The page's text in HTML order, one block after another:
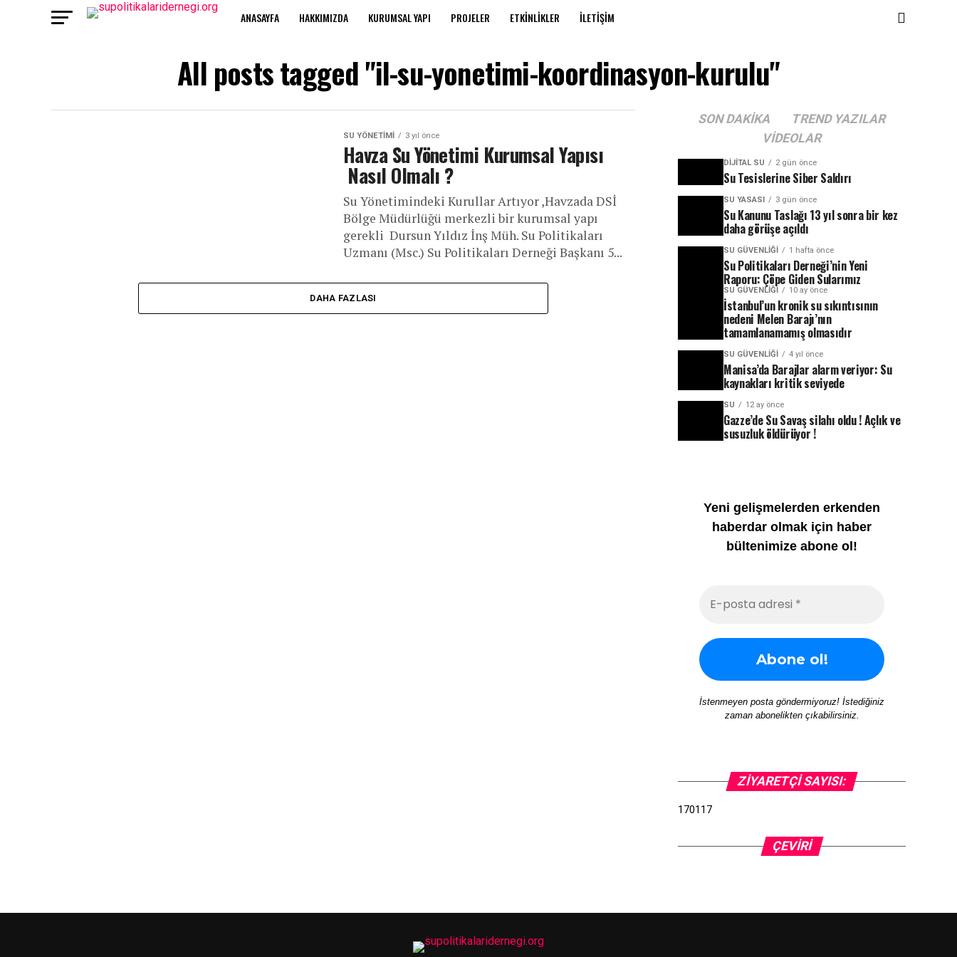
ANASAYFA HAKKIMIZDA KURUMSAL YAPI PROJELER ETKINLIKLER İLETIŞIM
All posts tagged "il-su-yonetimi-koordinasyon-kurulu"
SU YÖNETIMI 3 yıl önce
Havza Su Yönetimi Kurumsal Yapısı
Nasıl Olmalı ?
Su Yönetimindeki Kurullar Artıyor ,Havzada DSİ
Bölge Müdürlüğü merkezli bir kurumsal yapı
gerekli Dursun Yıldız İnş Müh. Su Politikaları
Uzmanı (Msc.) Su Politikaları Derneği Başkanı 5...
DAHA FAZLASI
SON DAKIKA
TREND YAZILAR
VIDEOLAR
DIJITAL SU 2 gün önce
Su Tesislerine Siber Saldırı
SU YASASI 3 gün önce
Su Kanunu Taslağı 13 yıl sonra bir kez
daha görüşe açıldı
SU GÜVENLIĞI 1 hafta önce
Su Politikaları Derneği’nin Yeni
Raporu: Çöpe Giden Sularımız
SU GÜVENLIĞI 10 ay önce
İstanbul’un kronik su sıkıntısının
nedeni Melen Barajı’nın
tamamlanamamış olmasıdır
SU GÜVENLIĞI 4 yıl önce
Manisa’da Barajlar alarm veriyor: Su
kaynakları kritik seviyede
SU 12 ay önce
Gazze’de Su Savaş silahı oldu ! Açlık ve
susuzluk öldürüyor !
Yeni gelişmelerden erkenden
haberdar olmak için haber
bültenimize abone ol!
İstenmeyen posta göndermiyoruz! İstediğiniz
zaman abonelikten çıkabilirsiniz.
ZIYARETÇI SAYISI:
170117
ÇEVIRI